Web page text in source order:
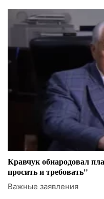
Кравчук обнародовал
просить и требовать"
Важные заявления